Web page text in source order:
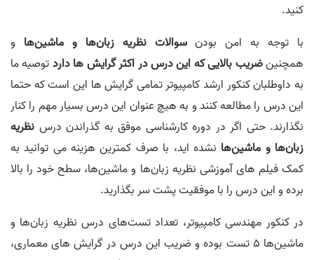
کنید.
با توجه به امن بودنسوالات نظریه زبان‌ها و ماشین‌ها و
همچنینضریب بالایی که این درس در اکثر گرایش ها داردتوصیه ما
به داوطلبان کنکور ارشد کامپیوتر تمامی گرایش ها این است که حتما
این درس را مطالعه کنند و به هیچ عنوان این درس بسیار مهم را کنار
نگذارند. حتی اگر در دوره کارشناسی موفق به گذراندن درس نظریه
زبان‌ها و ماشین‌ها نشده اید، با صرف کمترین هزینه می توانید به
کمک فیلم های آموزشی نظریه زبان‌ها و ماشین‌ها، سطح خود را بالا
برده و این درس را با موفقیت پشت سر بگذارید.
در کنکور مهندسی کامپیوتر، تعداد تست‌های درس نظریه زبان‌ها و
ماشین‌ها 5 تست بوده و ضریب این درس در گرایش های معماری،